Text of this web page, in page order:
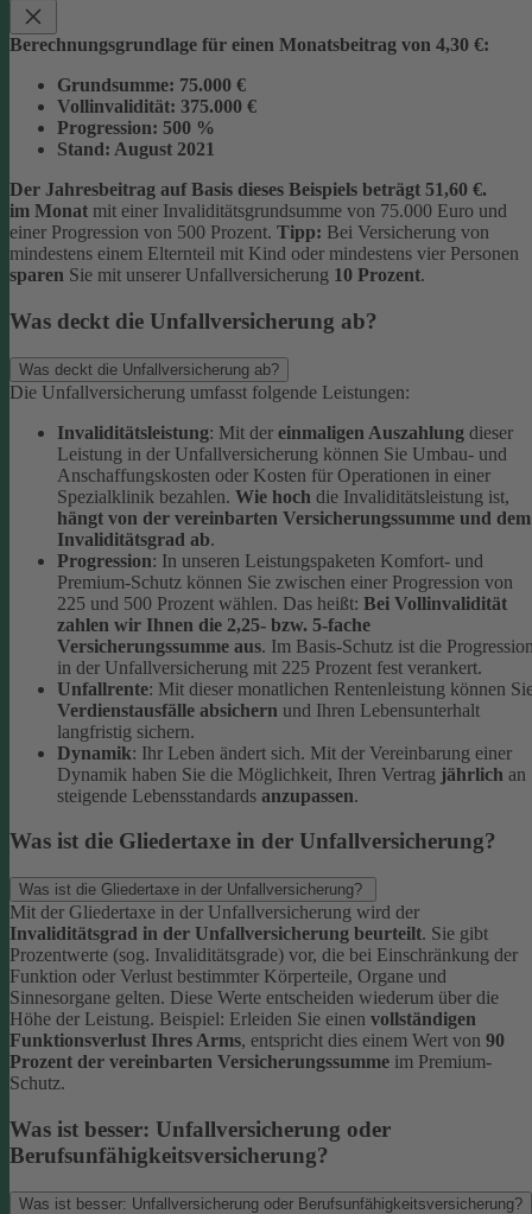
Berechnungsgrundlage für einen Monatsbeitrag von 4,30 €:
Grundsumme: 75.000 €
Vollinvalidität: 375.000 €
Progression: 500 %
Stand: August 2021
Der Jahresbeitrag auf Basis dieses Beispiels beträgt 51,60 €.
im Monat mit einer Invaliditätsgrundsumme von 75.000 Euro und
einer Progression von 500 Prozent. Tipp: Bei Versicherung von
mindestens einem Elternteil mit Kind oder mindestens vier Personen
sparen Sie mit unserer Unfallversicherung 10 Prozent.
Was deckt die Unfallversicherung ab?
Was deckt die Unfallversicherung ab?
Die Unfallversicherung umfasst folgende Leistungen:
Invaliditätsleistung: Mit der einmaligen Auszahlung dieser
Leistung in der Unfallversicherung können Sie Umbau- und
Anschaffungskosten oder Kosten für Operationen in einer
Spezialklinik bezahlen. Wie hoch die Invaliditätsleistung ist,
hängt von der vereinbarten Versicherungssumme und dem
Invaliditätsgrad ab.
Progression: In unseren Leistungspaketen Komfort- und
Premium-Schutz können Sie zwischen einer Progression von
225 und 500 Prozent wählen. Das heißt: Bei Vollinvalidität
zahlen wir Ihnen die 2,25- bzw. 5-fache
Versicherungssumme aus. Im Basis-Schutz ist die
in der Unfallversicherung mit 225 Prozent fest verankert.
Unfallrente: Mit dieser monatlichen Rentenleistung können
Verdienstausfälle absichern und Ihren Lebensunterhalt
langfristig sichern.
Dynamik: Ihr Leben ändert sich. Mit der Vereinbarung einer
Dynamik haben Sie die Möglichkeit, Ihren Vertrag jährlich an
steigende Lebensstandards anzupassen.
Was ist die Gliedertaxe in der Unfallversicherung?
Was ist die Gliedertaxe in der Unfallversicherung?
Mit der Gliedertaxe in der Unfallversicherung wird der
Invaliditätsgrad in der Unfallversicherung beurteilt. Sie gibt
Prozentwerte (sog. Invaliditätsgrade) vor, die bei Einschränkung der
Funktion oder Verlust bestimmter Körperteile, Organe und
Sinnesorgane gelten. Diese Werte entscheiden wiederum über die
Höhe der Leistung. Beispiel: Erleiden Sie einen vollständigen
Funktionsverlust Ihres Arms, entspricht dies einem Wert von 90
Prozent der vereinbarten Versicherungssumme im Premium-
Schutz.
Was ist besser: Unfallversicherung oder
Berufsunfähigkeitsversicherung?
Was ist besser: Unfallversicherung oder Berufsunfähigkeitsversicherung?